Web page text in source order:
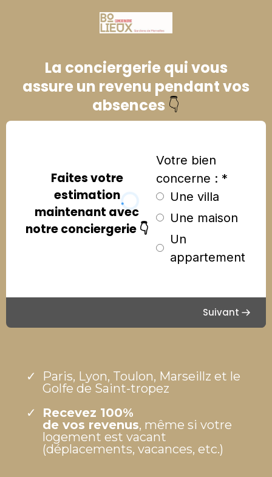
La conciergerie qui vous
assure un revenu pendant vos
absences 👇
Faites votre
estimation
maintenant avec
notre conciergerie 👇
Votre bien
concerne : *
Une villa
Une maison
Un
appartement
Suivant
Paris, Lyon, Toulon, Marseillz et le
Golfe de Saint-tropez
Recevez 100%
de vos revenus, même si votre
logement est vacant
(déplacements, vacances, etc.)